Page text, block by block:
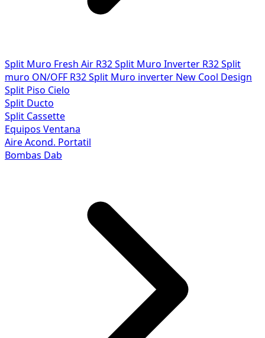
Split Muro Fresh Air R32Split Muro Inverter R32Split
muro ON/OFF R32Split Muro inverter New Cool Design
Split Piso Cielo
Split Ducto
Split Cassette
Equipos Ventana
Aire Acond. Portatil
Bombas Dab